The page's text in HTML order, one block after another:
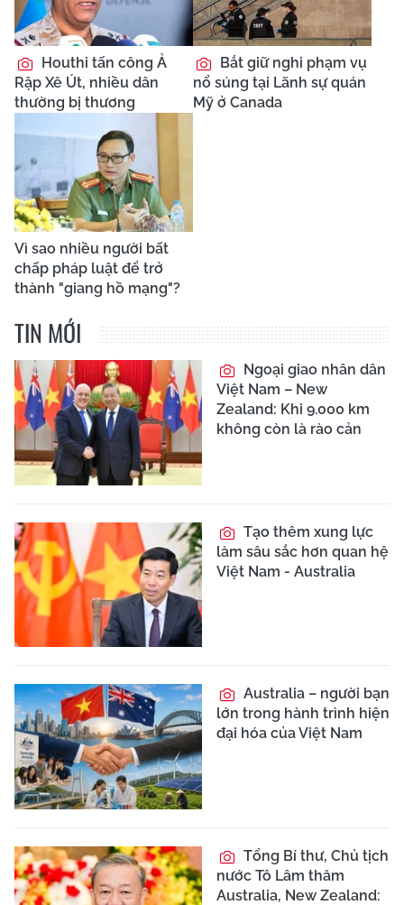
Houthi tấn công Ả
Rập Xê Út, nhiều dân
thường bị thương
Bắt giữ nghi phạm vụ
nổ súng tại Lãnh sự quán
Mỹ ở Canada
Vì sao nhiều người bất
chấp pháp luật để trở
thành "giang hồ mạng"?
TIN MỚI
Ngoại giao nhân dân
Việt Nam – New
Zealand: Khi 9.000 km
không còn là rào cản
Tạo thêm xung lực
làm sâu sắc hơn quan hệ
Việt Nam - Australia
Australia – người bạn
lớn trong hành trình hiện
đại hóa của Việt Nam
Tổng Bí thư, Chủ tịch
nước Tô Lâm thăm
Australia, New Zealand: